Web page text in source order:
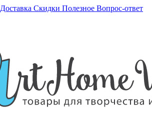
Доставка Скидки Полезное Вопрос-ответ